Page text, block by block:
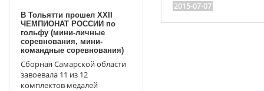
В Тольятти прошел XXII
ЧЕМПИОНАТ РОССИИ по
гольфу (мини-личные
соревнования, мини-
командные соревнования)
Сборная Самарской области
завоевала 11 из 12
комплектов медалей
2015-07-07